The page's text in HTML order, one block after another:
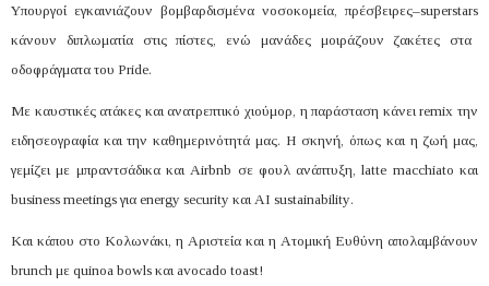
Υπουργοί εγκαινιάζουν βομβαρδισμένα νοσοκομεία, πρέσβειρες–superstars
κάνουν διπλωματία στις πίστες, ενώ μανάδες μοιράζουν ζακέτες στα
οδοφράγματα του Pride.
Με καυστικές ατάκες και ανατρεπτικό χιούμορ, η παράσταση κάνειremix την
ειδησεογραφία και την καθημερινότητά μας. Η σκηνή, όπως και η ζωή μας,
γεμίζει με μπραντσάδικα και Airbnb σε φουλ ανάπτυξη,latte macchiato και
business meetingsγια energy security και AI sustainability.
Και κάπου στο Κολωνάκι, η Αριστεία και η Ατομική Ευθύνη απολαμβάνουν
brunch με quinoa bowls και avocado toast!